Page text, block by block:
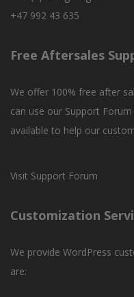
+47 992 43 635
Free Aftersales
We offer 100% free after
can use our Support Forum
available to help our
Visit Support Forum
Customization
We provide WordPress
are: